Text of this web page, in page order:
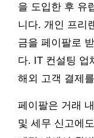
을 도입한 후 유
니다. 개인 프리
금을 페이팔로
다. IT 컨설팅 업
해외 고객 결제
페이팔은 거래
및 세무 신고에